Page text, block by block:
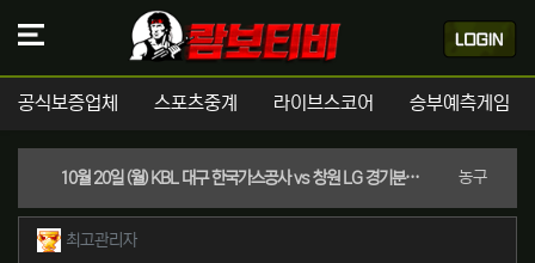
공식보증업체 스포츠중계 라이브스코어 승부예측게임
10월 20일 (월) KBL 대구 한국가스공사 vs 창원 LG 경기분석 | 실시간 스포츠중계 농구분류
작성자 정보
최고관리자작성